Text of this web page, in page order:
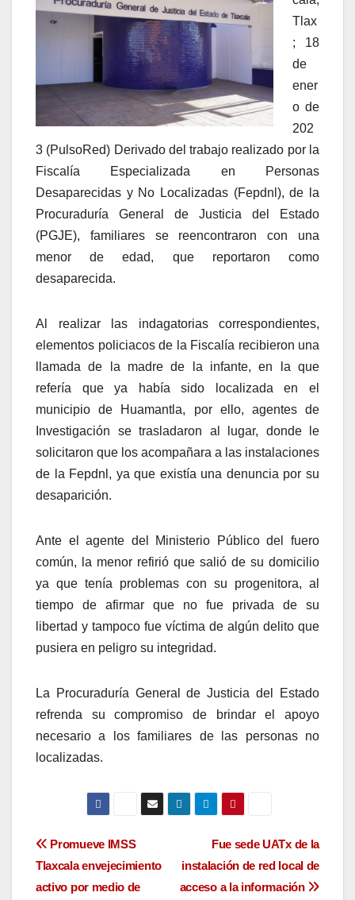
Tlax
; 18
de
ener
o de
202
3 (PulsoRed) Derivado del trabajo realizado por la
Fiscalía Especializada en Personas
Desaparecidas y No Localizadas (Fepdnl), de la
Procuraduría General de Justicia del Estado
(PGJE), familiares se reencontraron con una
menor de edad, que reportaron como
desaparecida.
Al realizar las indagatorias correspondientes,
elementos policiacos de la Fiscalía recibieron una
llamada de la madre de la infante, en la que
refería que ya había sido localizada en el
municipio de Huamantla, por ello, agentes de
Investigación se trasladaron al lugar, donde le
solicitaron que los acompañara a las instalaciones
de la Fepdnl, ya que existía una denuncia por su
desaparición.
Ante el agente del Ministerio Público del fuero
común, la menor refirió que salió de su domicilio
ya que tenía problemas con su progenitora, al
tiempo de afirmar que no fue privada de su
libertad y tampoco fue víctima de algún delito que
pusiera en peligro su integridad.
La Procuraduría General de Justicia del Estado
refrenda su compromiso de brindar el apoyo
necesario a los familiares de las personas no
localizadas.
Navegación
de
Fue sede UATx de la
instalación de red local de
acceso a la información
Promueve IMSS
Tlaxcala envejecimiento
activo por medio de